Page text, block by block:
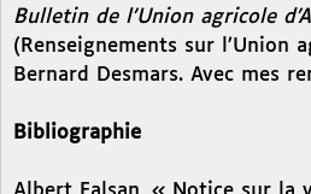
Bulletin de l’Union agricole
(Renseignements sur l’Union
Bernard Desmars. Avec mes
Bibliographie